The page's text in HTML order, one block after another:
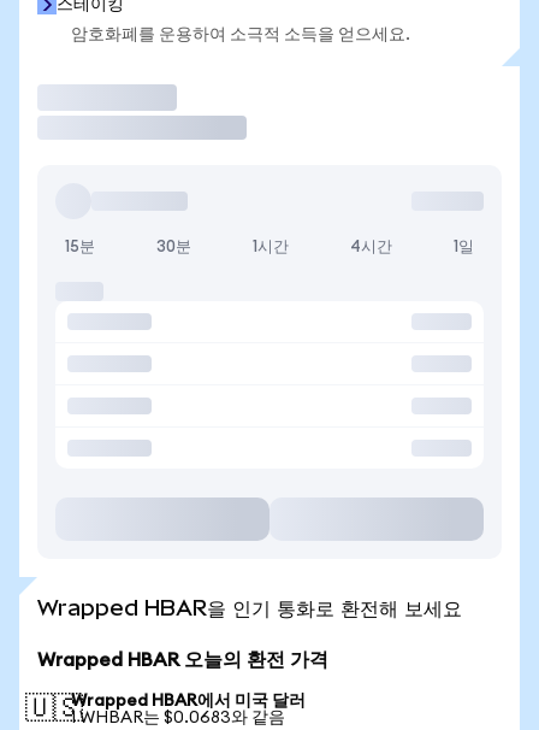
스테이킹
암호화폐를 운용하여 소극적 소득을 얻으세요.
15분 30분 1시간 4시간 1일
Wrapped HBAR을 인기 통화로 환전해 보세요
Wrapped HBAR 오늘의 환전 가격
🇺🇸Wrapped HBAR에서 미국 달러
1 WHBAR는 $0.0683와 같음